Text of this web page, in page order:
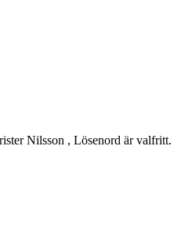
Nilsson , Lösenord är valfritt.